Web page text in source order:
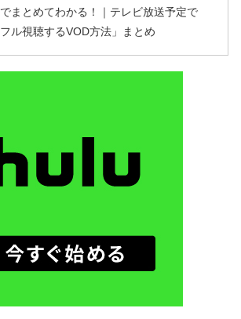
まとめてわかる！｜テレビ放送予定で
ル視聴するVOD方法」まとめ